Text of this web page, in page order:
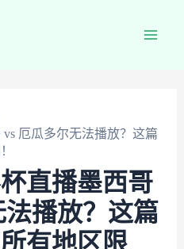
厄瓜多尔无法播放？这篇
直播墨西哥
播放？这篇
有地区限